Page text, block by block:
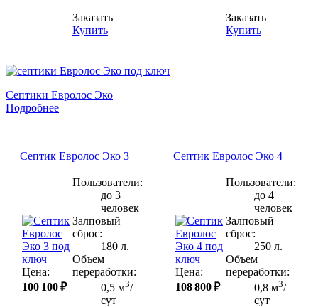
Заказать
Купить
Заказать
Купить
Септики Евролос Эко
Подробнее
Септик Евролос Эко 3
Цена:
100 100 ₽
Пользователи:
до 3
человек
Залповый
сброс:
180 л.
Объем
переработки:
0,5 м3/
сут
Септик Евролос Эко 4
Цена:
108 800 ₽
Пользователи:
до 4
человек
Залповый
сброс:
250 л.
Объем
переработки:
0,8 м3/
сут